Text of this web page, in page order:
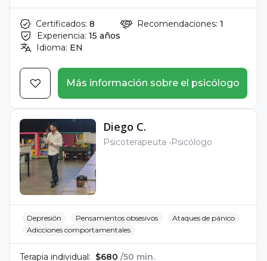
Certificados: 8
Experiencia: 15 años
Idioma: EN
Recomendaciones: 1
Más información sobre el psicólogo
Diego C.
Psicoterapeuta Psicólogo
Depresión Pensamientos obsesivos
Ataques de pánico
Adicciones comportamentales
Terapia individual: $680 /50 min.